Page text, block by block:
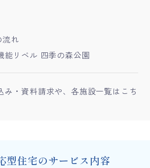
流れ
能リベル 四季の森公園
み・資料請求や、各施設一覧はこち
型住宅のサービス内容